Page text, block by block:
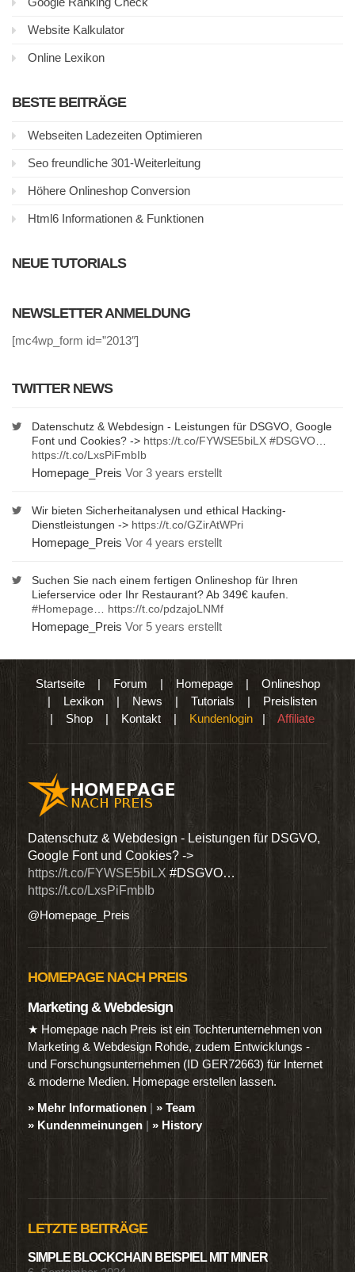
Website Kalkulator
Online Lexikon
BESTE BEITRÄGE
Webseiten Ladezeiten Optimieren
Seo freundliche 301-Weiterleitung
Höhere Onlineshop Conversion
Html6 Informationen & Funktionen
NEUE TUTORIALS
NEWSLETTER ANMELDUNG
[mc4wp_form id=”2013″]
TWITTER NEWS
Datenschutz & Webdesign - Leistungen für DSGVO, Google
Font und Cookies? -> https://t.co/FYWSE5biLX #DSGVO
https://t.co/LxsPiFmbIb
Homepage_Preis Vor 3 years erstellt
Wir bieten Sicherheitanalysen und ethical Hacking-
Dienstleistungen -> https://t.co/GZirAtWPri
Homepage_Preis Vor 4 years erstellt
Suchen Sie nach einem fertigen Onlineshop für Ihren
Lieferservice oder Ihr Restaurant? Ab 349€ kaufen.
#Homepage
https://t.co/pdzajoLNMf
Homepage_Preis Vor 5 years erstellt
Startseite| Forum | Homepage| Onlineshop
| Lexikon |News | Tutorials | Preislisten
| Shop | Kontakt | Kundenlogin | Affiliate
Datenschutz & Webdesign - Leistungen für DSGVO,
Google Font und Cookies? ->
https://t.co/FYWSE5biLX #DSGVO…
https://t.co/LxsPiFmbIb
@Homepage_Preis
HOMEPAGE NACH PREIS
Marketing & Webdesign
★ Homepage nach Preis ist ein Tochterunternehmen von
Marketing & Webdesign Rohde, zudem Entwicklungs -
und Forschungsunternehmen (ID GER72663) für Internet
& moderne Medien. Homepage erstellen lassen.
» Mehr Informationen | » Team
» Kundenmeinungen | » History
LETZTE BEITRÄGE
SIMPLE BLOCKCHAIN BEISPIEL MIT MINER